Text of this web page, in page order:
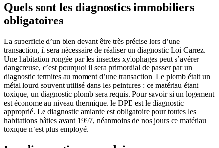
Quels sont les diagnostics immobiliers
obligatoires
La superficie d’un bien devant être très précise lors d’une
transaction, il sera nécessaire de réaliser un diagnostic Loi Carrez.
Une habitation rongée par les insectes xylophages peut s’avérer
dangereuse, c’est pourquoi il sera primordial de passer par un
diagnostic termites au moment d’une transaction. Le plomb était un
métal lourd souvent utilisé dans les peintures : ce matériau étant
toxique, un diagnostic plomb sera requis. Pour savoir si un logement
est économe au niveau thermique, le DPE est le diagnostic
approprié. Le diagnostic amiante est obligatoire pour toutes les
habitations bâties avant 1997, néanmoins de nos jours ce matériau
toxique n’est plus employé.